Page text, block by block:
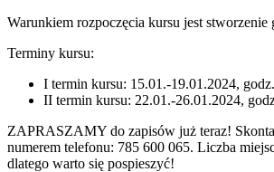
Warunkiem rozpoczęcia kursu jest stworzenie
Terminy kursu:
I termin kursu: 15.01.-19.01.2024,
II termin kursu: 22.01.-26.01.2024,
ZAPRASZAMY do zapisów już teraz!
numerem telefonu: 785 600 065. Liczba
dlatego warto się pospieszyć!